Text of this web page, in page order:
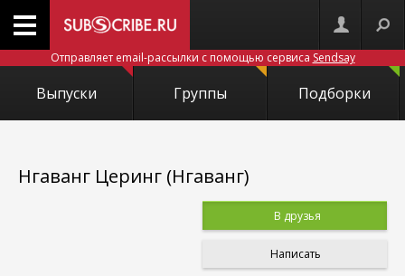
Отправляет email-рассылки с помощью сервиса Sendsay
Выпуски Группы Подборки
Нгаванг Церинг (Нгаванг)
В друзья
Написать